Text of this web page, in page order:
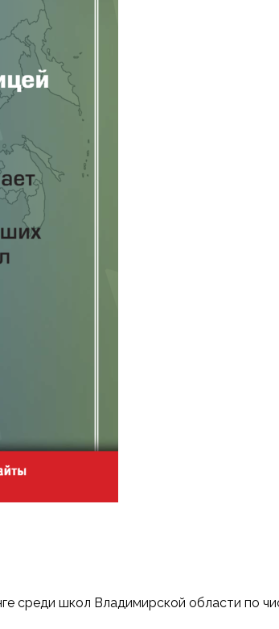
школ Владимирской области по